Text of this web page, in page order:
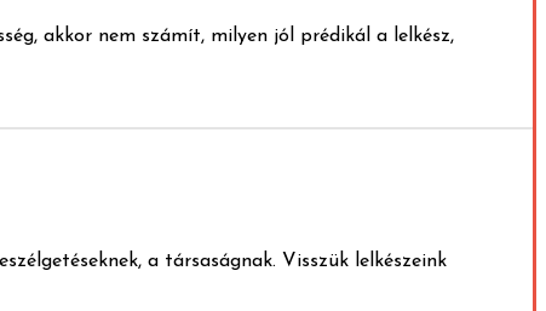
akkor nem számít, milyen jól prédikál a lelkész,
a társaságnak. Visszük lelkészeink